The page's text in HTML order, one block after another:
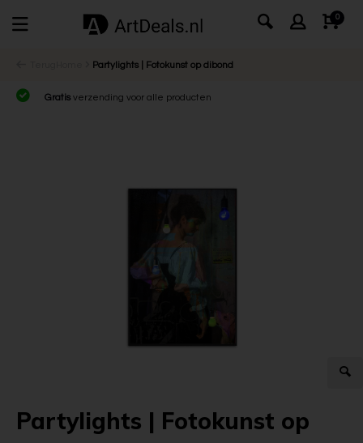
0
Partylights | Fotokunst op dibond
Gratis verzending voor alle producten
Partylights | Fotokunst op